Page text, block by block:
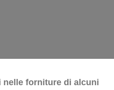
forniture di alcuni